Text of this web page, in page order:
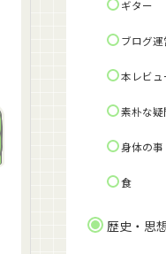
ギター
ブログ運
本レビュ
素朴な疑
身体の事
食
歴史・思想